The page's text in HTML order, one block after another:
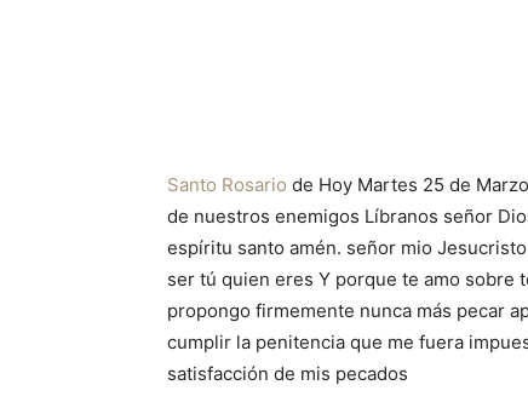
Santo Rosario de Hoy Martes 25 de
de nuestros enemigos Líbranos señor
espíritu santo amén. señor mio
ser tú quien eres Y porque te amo sobre
propongo firmemente nunca más pecar
cumplir la penitencia que me fuera
satisfacción de mis pecados